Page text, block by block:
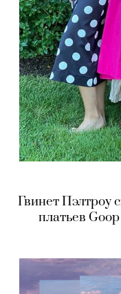
Гвинет Пэлтроу
платьев